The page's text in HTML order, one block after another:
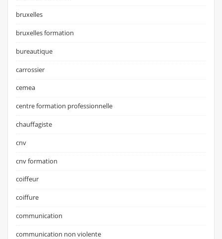
bruxelles
bruxelles formation
bureautique
carrossier
cemea
centre formation professionnelle
chauffagiste
cnv
cnv formation
coiffeur
coiffure
communication
communication non violente